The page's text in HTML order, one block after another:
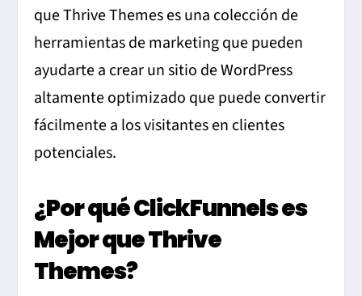
que Thrive Themes es una colección de
herramientas de marketing que pueden
ayudarte a crear un sitio de WordPress
altamente optimizado que puede convertir
fácilmente a los visitantes en clientes
potenciales.
¿Por qué ClickFunnels es
Mejor que Thrive
Themes?